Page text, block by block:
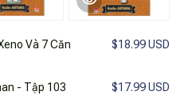
Và 7 Căn
$18.99 USD
- Tập 103 $17.99 USD